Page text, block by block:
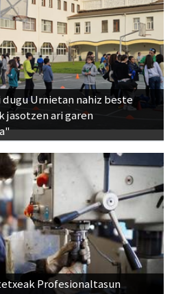
Urnietan nahiz beste
jasotzen ari garen
Profesionaltasun